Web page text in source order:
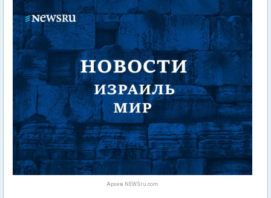
Архив NEWSru.com